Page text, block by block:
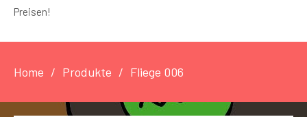
Preisen!
Home Produkte Fliege 006